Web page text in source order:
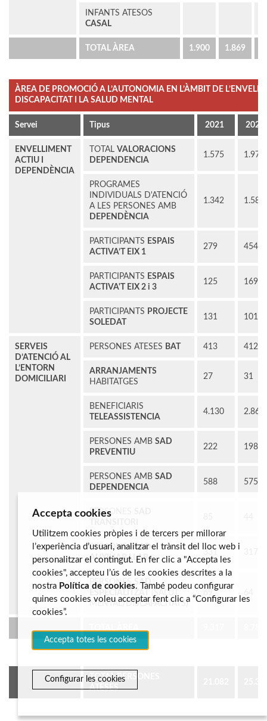
INFANTS ATESOS
CASAL
TOTAL ÀREA 1.900 1.869
ÀREA DE PROMOCIÓ A L’AUTONOMIA EN L’ÀMBIT DE
DISCAPACITAT I LA SALUD MENTAL
Servei Tipus 2021 2022
ENVELLIMENT
ACTIU I
DEPENDÈNCIA
TOTAL VALORACIONS
DEPENDENCIA
1.575 1.977
PROGRAMES
INDIVIDUALS D'ATENCIÓ
A LES PERSONES AMB
DEPENDÈNCIA
1.342 1.586
PARTICIPANTS ESPAIS
ACTIVA’T EIX 1
279 454
PARTICIPANTS ESPAIS
ACTIVA'T EIX 2 i 3
125 169
PARTICIPANTS PROJECTE
SOLEDAT
131 101
SERVEIS
D’ATENCIÓ AL
L’ENTORN
DOMICILIARI
PERSONES ATESES BAT 413 412
ARRANJAMENTS
HABITATGES
27 31
BENEFICIARIS
TELEASSISTENCIA
4.130 2.861
PERSONES AMB SAD
PREVENTIU
222 198
PERSONES AMB SAD
DEPENDENCIA
588 575
PERSONES
PERSONESSAD
AUXILIAR LLAR
PERSONESSAD
(SALUT
MENTAL/DISCAPACITATS)
TOTAL PERSONES
ATESES
Accepta cookies
Utilitzem cookies pròpies i de tercers per millorar
l’experiència d’usuari, analitzar el trànsit del lloc web i
personalitzar el contingut. En fer clic a "Accepta les
cookies", accepteu l’ús de les cookies descrites a la
nostra Política de cookies. També podeu configurar
quines cookies voleu acceptar fent clic a “Configurar les
cookies”.
Accepta totes les cookies
Configurar les cookies